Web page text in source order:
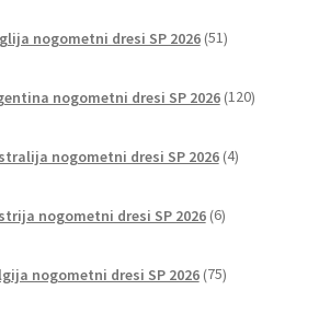
nogometni dresi SP 2026 51izdelkov
nogometni dresi SP 2026 120izdelkov
nogometni dresi SP 2026 4izdelki
nogometni dresi SP 2026 6izdelkov
nogometni dresi SP 2026 75izdelkov